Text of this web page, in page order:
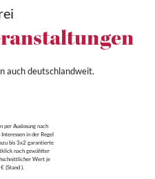
auch deutschlandweit.
Auslosung nach
in der Regel
bis 3x2 garantierte
nach gewählter
Wert je
(Stand ).